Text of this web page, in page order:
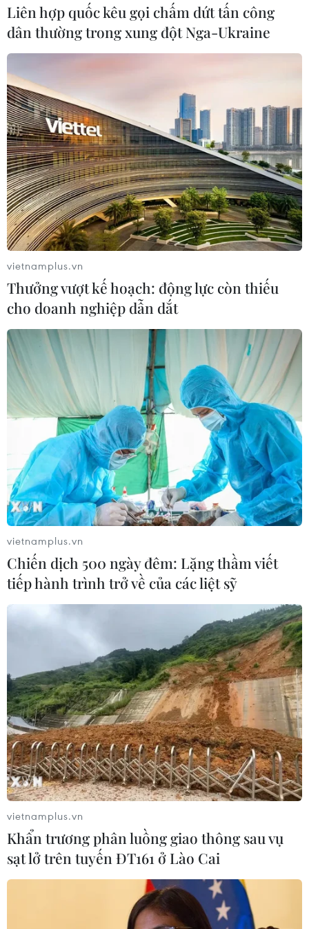
#Donald Trump
#Khu phi quân sự
#Quan hệ Mỹ-Triều Tiên
#Kim Jong-un
#Chương trình hạt nhân
Mỹ Triều Tiên
Theo dõi VietnamPlus
TIN LIÊN QUAN
Tổng thống Trump đã chủ động đề nghị
được bước chân sang Triều Tiên
30/06/2019 09:02
Theo CNN, ở thời điểm ông Trump bước tới đường giới
tuyến, bắt tay lịch sử nhà lãnh Triều Tiên Kim Jong-un,
ông đã chủ động hỏi ông Kim rằng liệu ông có thể vượt
giới tuyến sang Triều Tiên hay không.
Liên hợp quốc kêu gọi chấm dứt tấn công
dân thường trong xung đột Nga-Ukraine
vietnamplus.vn
Thưởng vượt kế hoạch: động lực còn thiếu
cho doanh nghiệp dẫn dắt
vietnamplus.vn
Chiến dịch 500 ngày đêm: Lặng thầm viết
tiếp hành trình trở về của các liệt sỹ
vietnamplus.vn
Khẩn trương phân luồng giao thông sau vụ
sạt lở trên tuyến ĐT161 ở Lào Cai